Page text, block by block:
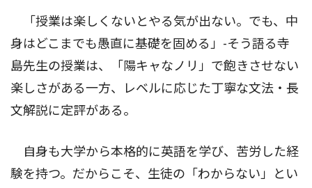
「授業は楽しくないとやる気が出ない。でも、中
身はどこまでも愚直に基礎を固める」-そう語る寺
島先生の授業は、「陽キャなノリ」で飽きさせない
楽しさがある一方、レベルに応じた丁寧な文法・長
文解説に定評がある。
自身も大学から本格的に英語を学び、苦労した経
験を持つ。だからこそ、生徒の「わからない」とい